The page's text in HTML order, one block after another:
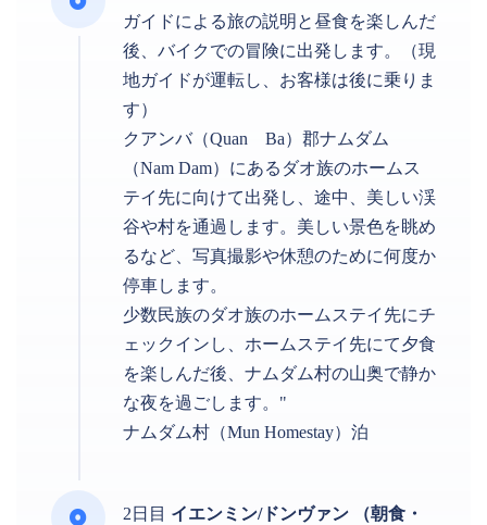
ガイドによる旅の説明と昼食を楽しんだ
後、バイクでの冒険に出発します。（現
地ガイドが運転し、お客様は後に乗りま
す）
クアンバ（Quan Ba）郡ナムダム
（Nam Dam）にあるダオ族のホームス
テイ先に向けて出発し、途中、美しい渓
谷や村を通過します。美しい景色を眺め
るなど、写真撮影や休憩のために何度か
停車します。
少数民族のダオ族のホームステイ先にチ
ェックインし、ホームステイ先にて夕食
を楽しんだ後、ナムダム村の山奥で静か
な夜を過ごします。"
ナムダム村（Mun Homestay）泊
2日目 イエンミン/ドンヴァン （朝食・